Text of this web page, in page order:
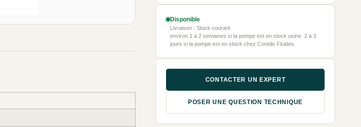
Disponible
Livraison : Stock courant
environ 1 à 2 semaines si la pompe est en stock usine. 2 à 3
jours si la pompe est en stock chez Coriolis Fluides.
CONTACTER UN EXPERT
POSER UNE QUESTION TECHNIQUE